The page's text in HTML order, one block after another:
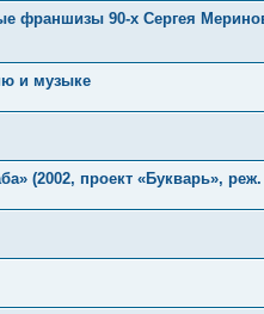
франшизы 90-х Сергея
и музыке
(2002, проект «Букварь»,